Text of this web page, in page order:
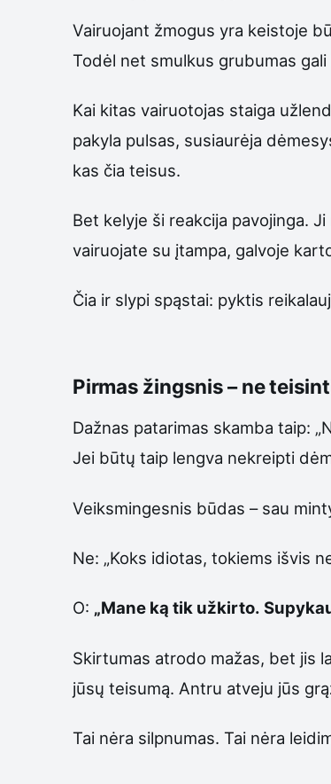
Vairuojant žmogus yra keistoje
Todėl net smulkus grubumas
Kai kitas vairuotojas staiga
pakyla pulsas, susiaurėja
kas čia teisus.
Bet kelyje ši reakcija pavojinga.
vairuojate su įtampa, galvoje
Čia ir slypi spąstai: pyktis
Pirmas žingsnis – ne
Dažnas patarimas skamba taip:
Jei būtų taip lengva nekreipti
Veiksmingesnis būdas – sau
Ne: „Koks idiotas, tokiems išvis
O: „Mane ką tik užkirto.
Skirtumas atrodo mažas, bet jis
jūsų teisumą. Antru atveju jūs
Tai nėra silpnumas. Tai nėra